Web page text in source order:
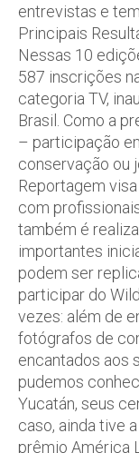
entrevistas e
Principais
Nessas 10
587 inscrições
categoria TV,
Brasil. Como a
– participação
conservação ou
Reportagem
com
também é
importantes
podem ser
participar do
vezes: além de
fotógrafos de
encantados aos
pudemos
Yucatán, seus
caso, ainda tive
prêmio América